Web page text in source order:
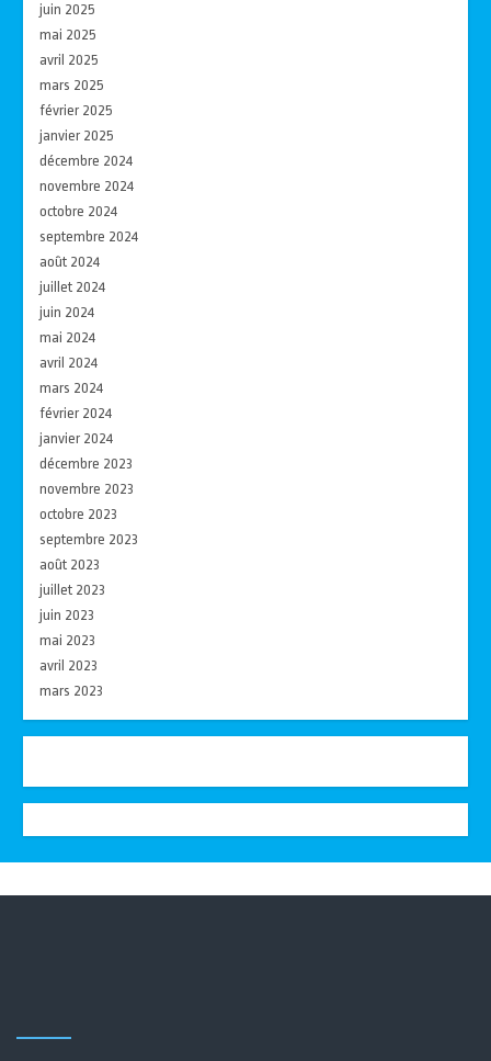
juin 2025
mai 2025
avril 2025
mars 2025
février 2025
janvier 2025
décembre 2024
novembre 2024
octobre 2024
septembre 2024
août 2024
juillet 2024
juin 2024
mai 2024
avril 2024
mars 2024
février 2024
janvier 2024
décembre 2023
novembre 2023
octobre 2023
septembre 2023
août 2023
juillet 2023
juin 2023
mai 2023
avril 2023
mars 2023